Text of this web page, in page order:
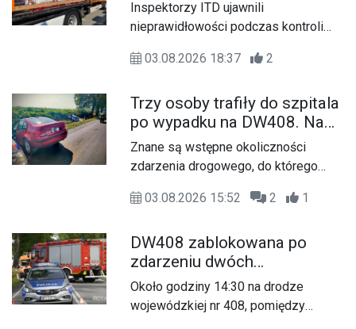
kontroli w Reńskiej Wsi
Inspektorzy ITD ujawnili
nieprawidłowości podczas kontroli
niebezpieczne. Pojazd nie miał
przewozowy zawierał błędy.
03.08.2026 18:37 2
Trzy osoby trafiły do szpitala
po wypadku na DW408. Na
miejsce skierowano
śmigłowiec LPR
Znane są wstępne okoliczności
zdarzenia drogowego, do którego
drodze wojewódzkiej nr 408
03.08.2026 15:52 2 1
DW408 zablokowana po
zdarzeniu dwóch
samochodów osobowych.
Na miejscu pracują służby
Około godziny 14:30 na drodze
wojewódzkiej nr 408, pomiędzy